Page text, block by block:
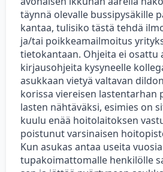
täynnä olevalle bussipysäkille
kantaa, tulisiko tästä tehdä
ja/tai poikkeamailmoitus
tietokantaan. Ohjeita ei osattu
kirjausohjeita kysyneelle
asukkaan vietyä valtavan
korissa viereisen lastentarhan
lasten nähtäväksi, esimies on
kuulu enää hoitolaitoksen
poistunut varsinaisen
Kun asukas antaa useita vuosia
tupakoimattomalle henkilölle